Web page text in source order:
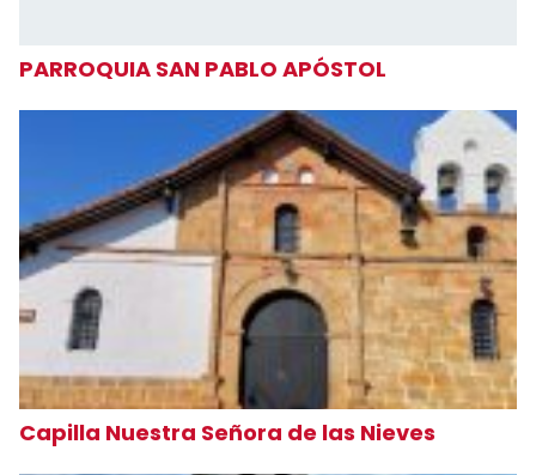
PARROQUIA SAN PABLO APÓSTOL
Capilla Nuestra Señora de las Nieves